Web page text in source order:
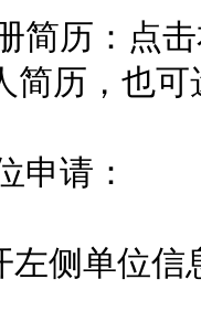
历：点击
简历，也
请：
单位信